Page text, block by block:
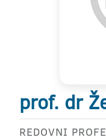
prof. dr
REDOVNI